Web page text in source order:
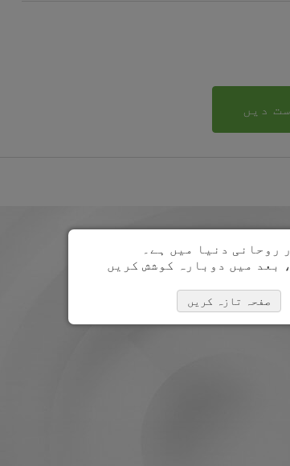
دیں
روحانی دنیا میں ہے۔
بعد میں دوبارہ کوشش کریں
صفحہ تازہ کریں